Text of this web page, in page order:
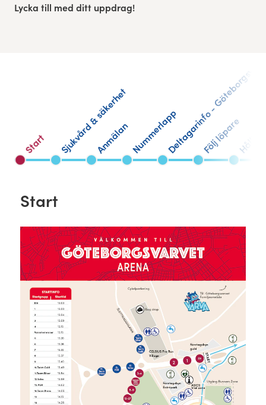
Lycka till med ditt uppdrag!
Start Sjukvård & säkerhet
AnmälanNummerlappDeltagarinfo -Följ löpare
Start